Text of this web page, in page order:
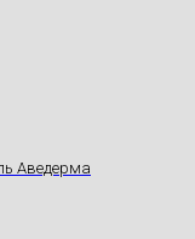
Аведерма